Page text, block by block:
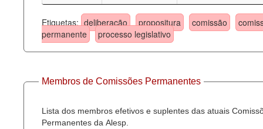
Etiquetas: deliberação propositura comissão
permanente
processo legislativo
Membros de Comissões Permanentes
Lista dos membros efetivos e suplentes das atuais
Permanentes da Alesp.